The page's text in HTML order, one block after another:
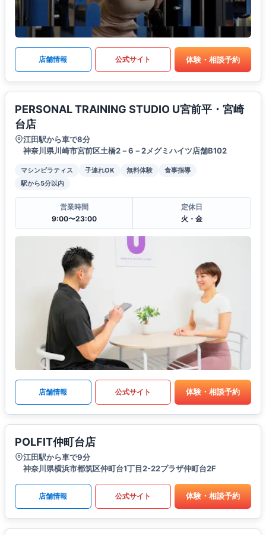
店舗情報 公式サイト 体験・相談予約
PERSONAL TRAINING STUDIO U宮前平・宮崎
台店
江田駅から車で8分
神奈川県川崎市宮前区土橋2－6－2メグミハイツ店舗B102
マシンピラティス 子連れOK 無料体験
食事指導
駅から5分以内
営業時間
9:00〜23:00
定休日
火・金
店舗情報 公式サイト 体験・相談予約
POLFIT仲町台店
江田駅から車で9分
神奈川県横浜市都筑区仲町台1丁目2-22プラザ仲町台2F
店舗情報 公式サイト 体験・相談予約